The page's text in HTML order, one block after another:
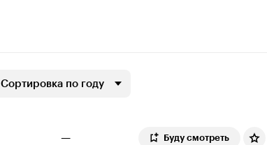
Сортировка по году
— Буду смотреть